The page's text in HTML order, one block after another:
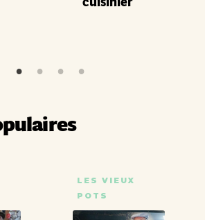
LES VIEUX
POTS